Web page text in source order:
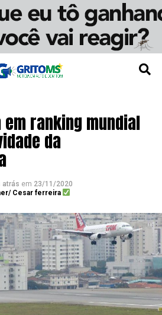
ranking mundial
da
atrás em 23/11/2020
Cesar ferreira